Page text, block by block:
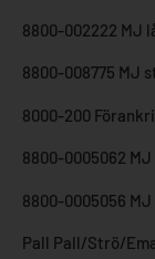
8800-002222 MJ
8800-008775 MJ
8000-200
8800-0005062
8800-0005056
Pall Pall/Strö/